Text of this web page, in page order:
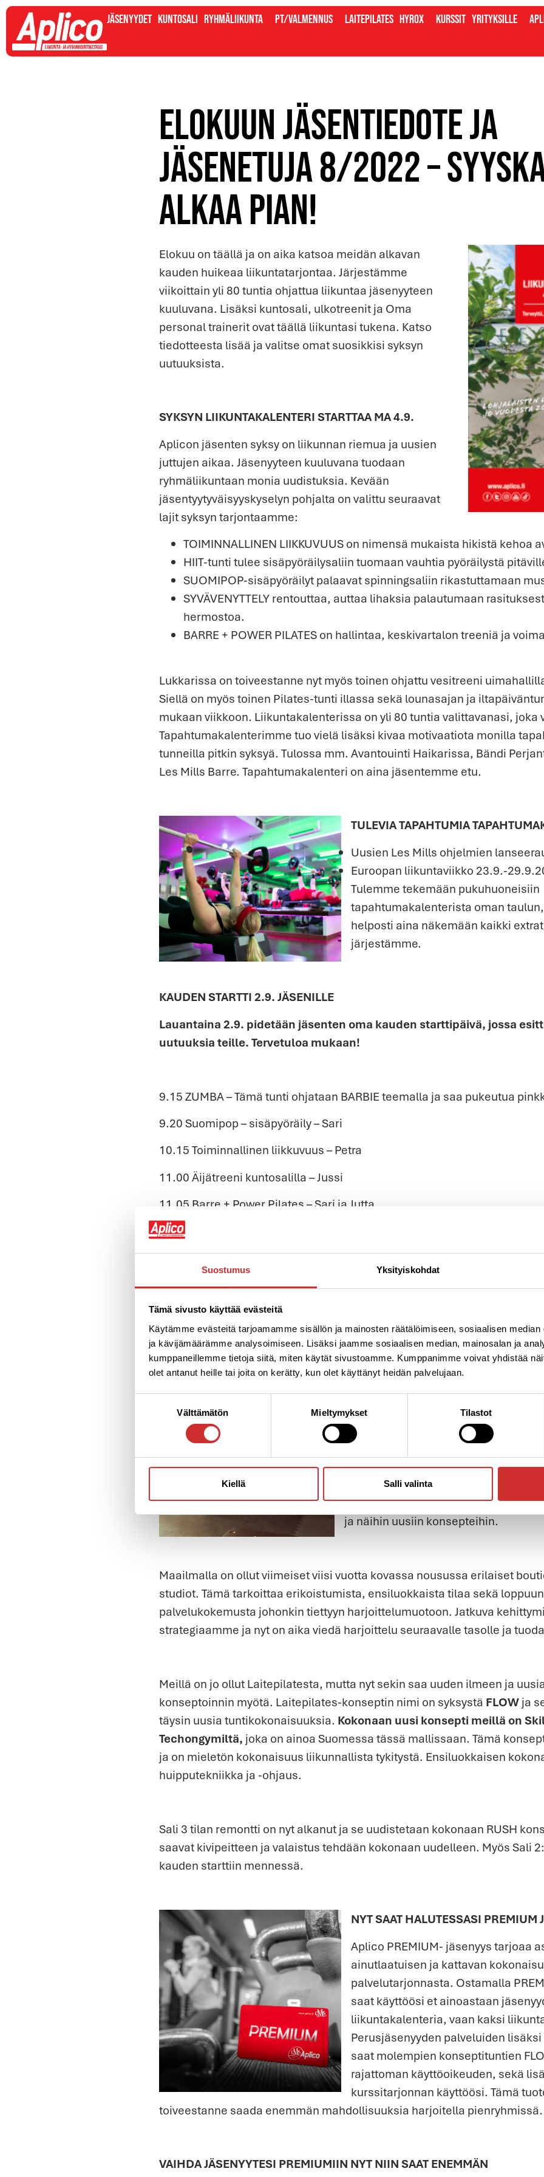
Suostumus Yksityiskohdat
Tämä sivusto käyttää evästeitä
Käytämme evästeitä tarjoamamme sisällön ja mainosten räätälöimiseen, sosiaalisen
ja kävijämäärämme analysoimiseen. Lisäksi jaamme sosiaalisen median, mainosalan ja
kumppaneillemme tietoja siitä, miten käytät sivustoamme. Kumppanimme voivat yhdistää
olet antanut heille tai joita on kerätty, kun olet käyttänyt heidän palvelujaan.
Välttämätön Mieltymykset Tilastot
Kiellä Salli valinta
Jäsenyydet Kuntosali Ryhmäliikunta PT/valmennus Laitepilates Hyrox Kurssit Yrityksille
Elokuun jäsentiedote ja
jäsenetuja 8/2022 –
alkaa pian!
Elokuu on täällä ja on aika katsoa meidän alkavan
kauden huikeaa liikuntatarjontaa. Järjestämme
viikoittain yli 80 tuntia ohjattua liikuntaa jäsenyyteen
kuuluvana. Lisäksi kuntosali, ulkotreenit ja Oma
personal trainerit ovat täällä liikuntasi tukena. Katso
tiedotteesta lisää ja valitse omat suosikkisi syksyn
uutuuksista.
SYKSYN LIIKUNTAKALENTERI STARTTAA MA 4.9.
Aplicon jäsenten syksy on liikunnan riemua ja uusien
juttujen aikaa. Jäsenyyteen kuuluvana tuodaan
ryhmäliikuntaan monia uudistuksia. Kevään
jäsentyytyväisyyskyselyn pohjalta on valittu seuraavat
lajit syksyn tarjontaamme:
TOIMINNALLINEN LIIKKUVUUS on nimensä mukaista hikistä kehoa
HIIT-tunti tulee sisäpyöräilysaliin tuomaan vauhtia pyöräilystä
SUOMIPOP-sisäpyöräilyt palaavat spinningsaliin rikastuttamaan
SYVÄVENYTTELY rentouttaa, auttaa lihaksia palautumaan
hermostoa.
BARRE + POWER PILATES on hallintaa, keskivartalon treeniä ja
Lukkarissa on toiveestanne nyt myös toinen ohjattu vesitreeni
Siellä on myös toinen Pilates-tunti illassa sekä lounasajan ja
mukaan viikkoon. Liikuntakalenterissa on yli 80 tuntia valittavanasi, joka
Tapahtumakalenterimme tuo vielä lisäksi kivaa motivaatiota monilla
tunneilla pitkin syksyä. Tulossa mm. Avantouinti Haikarissa, Bändi
Les Mills Barre. Tapahtumakalenteri on aina jäsentemme etu.
TULEVIA TAPAHTUMIA
Uusien Les Mills ohjelmien
Euroopan liikuntaviikko 23.9.-
Tulemme tekemään pukuhuoneisiin
tapahtumakalenterista oman
helposti aina näkemään kaikki
järjestämme.
KAUDEN STARTTI 2.9. JÄSENILLE
Lauantaina 2.9. pidetään jäsenten oma kauden starttipäivä, jossa
uutuuksia teille. Tervetuloa mukaan!
9.15 ZUMBA – Tämä tunti ohjataan BARBIE teemalla ja saa pukeutua
9.20 Suomipop – sisäpyöräily – Sari
10.15 Toiminnallinen liikkuvuus – Petra
11.00 Äijätreeni kuntosalilla – Jussi
11.05 Barre + Power Pilates – Sari ja Jutta
11.15 Hiit -sisäpyöräily – Emma
12.00 Syvävenyttely – Essi
Luithan tämän uudistuksen jo
Kattavan ja kehittyvän
useamman vuoden toivottu
voisi treenata pienryhmässä
enemmän pienellä lisämaksulla.
lisäpalveluissa kurssitarjontaa tähän
että teemme jotain enemmän ja
pakkaa ja tuoda konseptiharjoittelu
lanseeraamme PREMIUM-
käyttöoikeuden kaikkiin
ja näihin uusiin konsepteihin.
Maailmalla on ollut viimeiset viisi vuotta kovassa nousussa erilaiset
studiot. Tämä tarkoittaa erikoistumista, ensiluokkaista tilaa sekä
palvelukokemusta johonkin tiettyyn harjoittelumuotoon. Jatkuva
strategiaamme ja nyt on aika viedä harjoittelu seuraavalle tasolle ja
Meillä on jo ollut Laitepilatesta, mutta nyt sekin saa uuden ilmeen ja
konseptoinnin myötä. Laitepilates-konseptin nimi on syksystä FLOWja
täysin uusia tuntikokonaisuuksia. Kokonaan uusi konsepti meillä on
Techongymiltä, joka on ainoa Suomessa tässä mallissaan. Tämä
ja on mieletön kokonaisuus liikunnallista tykitystä. Ensiluokkaisen
huipputekniikka ja -ohjaus.
Sali 3 tilan remontti on nyt alkanut ja se uudistetaan kokonaan RUSH
saavat kivipeitteen ja valaistus tehdään kokonaan uudelleen. Myös Sali
kauden starttiin mennessä.
NYT SAAT HALUTESSASI PREMIUM
Aplico PREMIUM- jäsenyys tarjoaa
ainutlaatuisen ja kattavan
palvelutarjonnasta. Ostamalla
saat käyttöösi et ainoastaan
liikuntakalenteria, vaan kaksi
Perusjäsenyyden palveluiden lisäksi
saat molempien konseptituntien
rajattoman käyttöoikeuden, sekä
kurssitarjonnan käyttöösi. Tämä
toiveestanne saada enemmän mahdollisuuksia harjoitella pienryhmissä.
VAIHDA JÄSENYYTESI PREMIUMIIN NYT NIIN SAAT ENEMMÄN